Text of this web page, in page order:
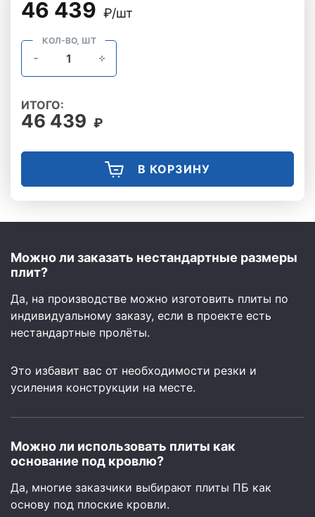
46 439 ₽/шт
КОЛ-ВО, ШТ
ИТОГО:
46 439 ₽
В КОРЗИНУ
Можно ли заказать нестандартные размеры
плит?
Да, на производстве можно изготовить плиты по
индивидуальному заказу, если в проекте есть
нестандартные пролёты.
Это избавит вас от необходимости резки и
усиления конструкции на месте.
Можно ли использовать плиты как
основание под кровлю?
Да, многие заказчики выбирают плиты ПБ как
основу под плоские кровли.